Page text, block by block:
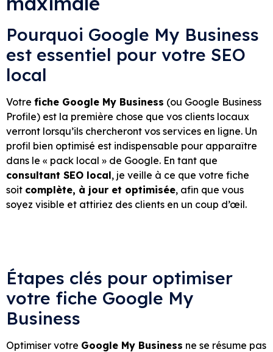
Pourquoi Google My Business
est essentiel pour votre SEO
local
Votre fiche Google My Business (ou Google Business
Profile) est la première chose que vos clients locaux
verront lorsqu’ils chercheront vos services en ligne. Un
profil bien optimisé est indispensable pour apparaître
dans le « pack local » de Google. En tant que
consultant SEO local, je veille à ce que votre fiche
soit complète, à jour et optimisée, afin que vous
soyez visible et attiriez des clients en un coup d’œil.
Étapes clés pour optimiser
votre fiche Google My
Business
Optimiser votre Google My Business ne se résume pas